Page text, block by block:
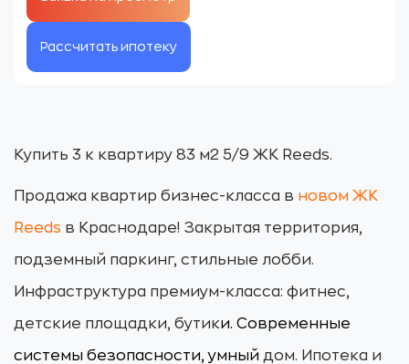
Рассчитать ипотеку
Купить 3 к квартиру 83 м2 5/9 ЖК Reeds.
Продажа квартир бизнес-класса в новом ЖК
Reeds в Краснодаре! Закрытая территория,
подземный паркинг, стильные лобби.
Инфраструктура премиум-класса: фитнес,
детские площадки, бутики. Современные
системы безопасности, умный дом. Ипотека и